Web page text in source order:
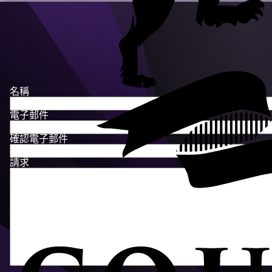
名稱
電子郵件
確認電子郵件
請求